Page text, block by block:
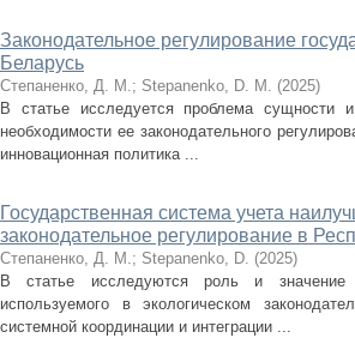
Законодательное регулирование
Беларусь
Степаненко, Д. М.; Stepanenko, D. M. (2025)
В статье исследуется проблема сущности
необходимости ее законодательного
инновационная политика ...
Государственная система учета
законодательное регулирование в
Степаненко, Д. М.; Stepanenko, D. (2025)
В статье исследуются роль и значение
используемого в экологическом
системной координации и интеграции ...